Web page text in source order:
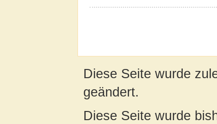
Diese Seite wurde
geändert.
Diese Seite wurde